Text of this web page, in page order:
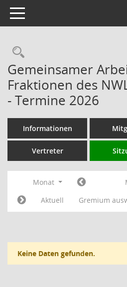
Toggle navigation
Rechercheauswahl
Gemeinsamer
Fraktionen des
- Termine 2026
Informationen
Vertreter
Monat
Aktuell
Gremium
Keine Daten gefunden.